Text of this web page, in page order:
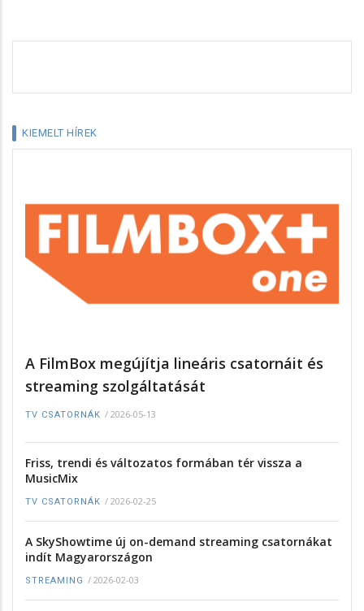
KIEMELT HÍREK
A FilmBox megújítja lineáris csatornáit és
streaming szolgáltatását
TV CSATORNÁK / 2026-05-13
Friss, trendi és változatos formában tér vissza a
MusicMix
TV CSATORNÁK / 2026-02-25
A SkyShowtime új on-demand streaming csatornákat
indít Magyarországon
STREAMING / 2026-02-03